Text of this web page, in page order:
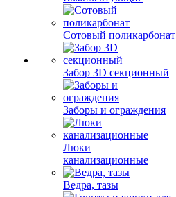
Сотовый поликарбонат
Забор 3D секционный
Заборы и ограждения
Люки
канализационные
Ведра, тазы